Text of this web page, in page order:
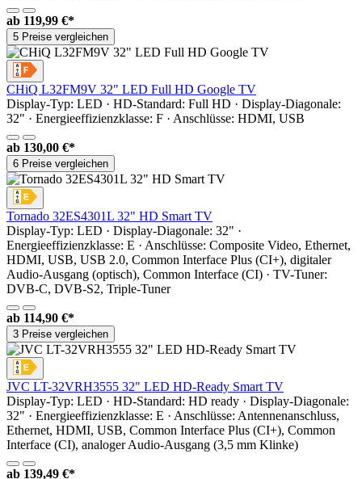
ab 119,99 €*
5 Preise vergleichen
CHiQ L32FM9V 32" LED Full HD Google TV
Display-Typ: LED · HD-Standard: Full HD · Display-Diagonale:
32" · Energieeffizienzklasse: F · Anschlüsse: HDMI, USB
ab 130,00 €*
6 Preise vergleichen
Tornado 32ES4301L 32" HD Smart TV
Display-Typ: LED · Display-Diagonale: 32" ·
Energieeffizienzklasse: E · Anschlüsse: Composite Video, Ethernet,
HDMI, USB, USB 2.0, Common Interface Plus (CI+), digitaler
Audio-Ausgang (optisch), Common Interface (CI) · TV-Tuner:
DVB-C, DVB-S2, Triple-Tuner
ab 114,90 €*
3 Preise vergleichen
JVC LT-32VRH3555 32" LED HD-Ready Smart TV
Display-Typ: LED · HD-Standard: HD ready · Display-Diagonale:
32" · Energieeffizienzklasse: E · Anschlüsse: Antennenanschluss,
Ethernet, HDMI, USB, Common Interface Plus (CI+), Common
Interface (CI), analoger Audio-Ausgang (3,5 mm Klinke)
ab 139,49 €*